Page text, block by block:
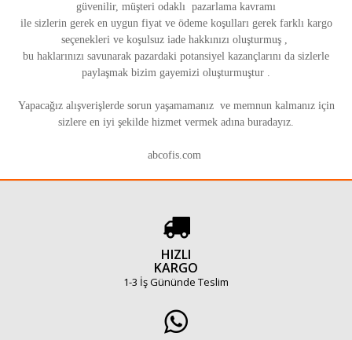
güvenilir, müşteri odaklı pazarlama kavramı
ile sizlerin gerek en uygun fiyat ve ödeme koşulları gerek farklı kargo
seçenekleri ve koşulsuz iade hakkınızı oluşturmuş ,
bu haklarınızı savunarak pazardaki potansiyel kazançlarını da sizlerle
paylaşmak bizim gayemizi oluşturmuştur .
Yapacağız alışverişlerde sorun yaşamamanız ve memnun kalmanız için
sizlere en iyi şekilde hizmet vermek adına buradayız.
abcofis.com
HIZLI
KARGO
1-3 İş Gününde Teslim